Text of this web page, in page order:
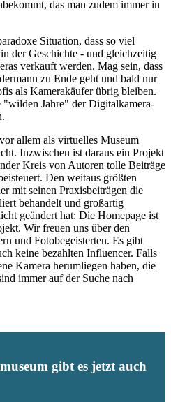
das man zudem immer in
Situation, dass so viel
der Geschichte - und gleichzeitig
verkauft werden. Mag sein, dass
zu Ende geht und bald nur
als Kamerakäufer übrig bleiben.
Jahre" der Digitalkamera-
allem als virtuelles Museum
Inzwischen ist daraus ein Projekt
Kreis von Autoren tolle Beiträge
Den weitaus größten
mit seinen Praxisbeiträgen die
behandelt und großartig
geändert hat: Die Homepage ist
Wir freuen uns über den
und Fotobegeisterten. Es gibt
keine bezahlten Influencer. Falls
Kamera herumliegen haben, die
immer auf der Suche nach
gibt es jetzt auch